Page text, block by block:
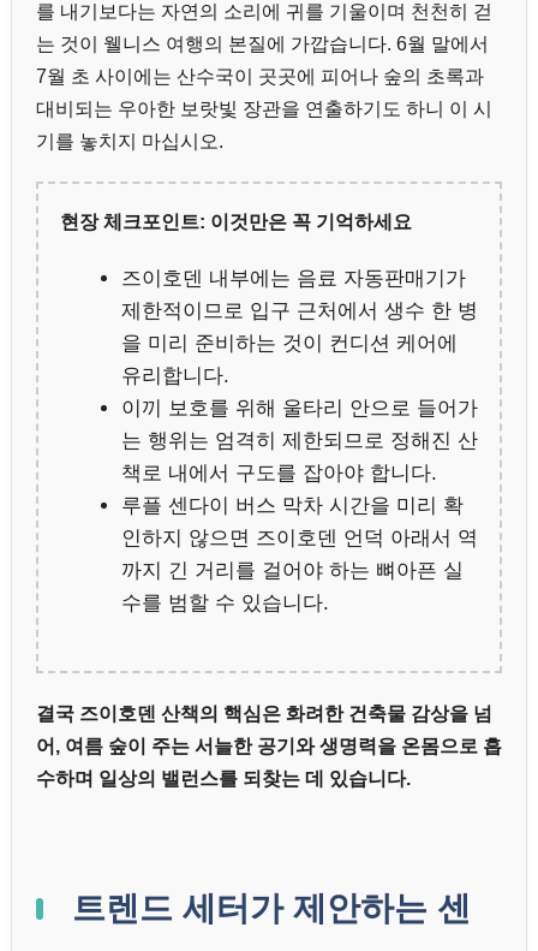
를 내기보다는 자연의 소리에 귀를 기울이며 천천히 걷
는 것이 웰니스 여행의 본질에 가깝습니다. 6월 말에서
7월 초 사이에는 산수국이 곳곳에 피어나 숲의 초록과
대비되는 우아한 보랏빛 장관을 연출하기도 하니 이 시
기를 놓치지 마십시오.
현장 체크포인트: 이것만은 꼭 기억하세요
즈이호덴 내부에는 음료 자동판매기가
제한적이므로 입구 근처에서 생수 한 병
을 미리 준비하는 것이 컨디션 케어에
유리합니다.
이끼 보호를 위해 울타리 안으로 들어가
는 행위는 엄격히 제한되므로 정해진 산
책로 내에서 구도를 잡아야 합니다.
루플 센다이 버스 막차 시간을 미리 확
인하지 않으면 즈이호덴 언덕 아래서 역
까지 긴 거리를 걸어야 하는 뼈아픈 실
수를 범할 수 있습니다.
결국 즈이호덴 산책의 핵심은 화려한 건축물 감상을 넘
어, 여름 숲이 주는 서늘한 공기와 생명력을 온몸으로 흡
수하며 일상의 밸런스를 되찾는 데 있습니다.
트렌드 세터가 제안하는 센